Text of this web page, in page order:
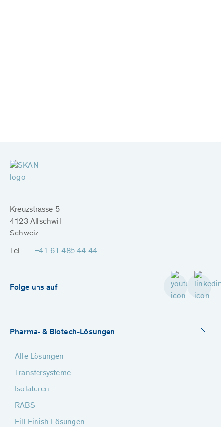
Kreuzstrasse 5
4123 Allschwil
Schweiz
Tel +41 61 485 44 44
Folge uns auf
Pharma- & Biotech-Lösungen
Alle Lösungen
Transfersysteme
Isolatoren
RABS
Fill Finish Lösungen